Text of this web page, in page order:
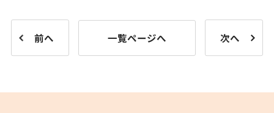
前へ 一覧ページへ 次へ